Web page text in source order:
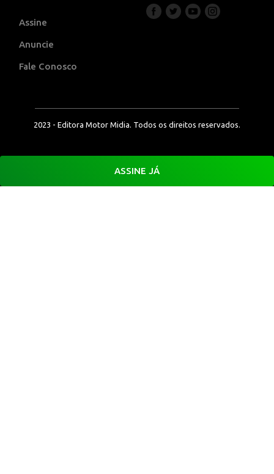
Assine
Anuncie
Fale Conosco
2023 - Editora Motor Midia. Todos os direitos reservados.
ASSINE JÁ